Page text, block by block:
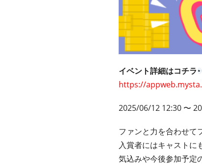
イベント詳細はコチラ
https://
2025/06/12 12:30 〜
ファンと力を合わせて
入賞者にはキャストに
気込みや今後参加予定